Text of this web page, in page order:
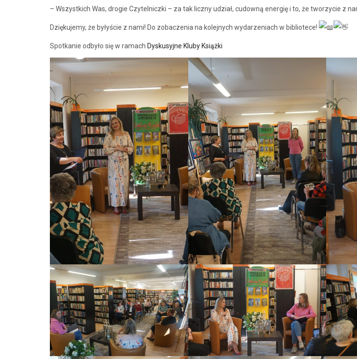
– Wszystkich Was, drogie Czytelniczki – za tak liczny udział, cudowną energię i to, że tworzycie z
Dziękujemy, że byłyście z nami! Do zobaczenia na kolejnych wydarzeniach w bibliotece!
Spotkanie odbyło się w ramach Dyskusyjne Kluby Książki